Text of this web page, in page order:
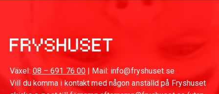
Växel: 08 – 691 76 00 | Mail: info@fryshuset.se
Vill du komma i kontakt med någon anställd på Fryshuset